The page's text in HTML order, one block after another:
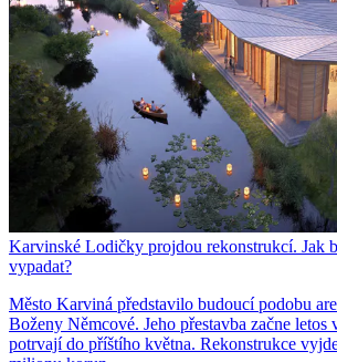
Karvinské Lodičky projdou rekonstrukcí. Jak
vypadat?
Město Karviná představilo budoucí podobu
Boženy Němcové. Jeho přestavba začne letos
potrvají do příštího května. Rekonstrukce